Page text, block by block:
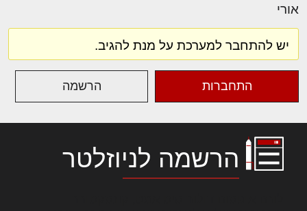
אורי
יש להתחבר למערכת על מנת להגיב.
התחברות הרשמה
הרשמה לניוזלטר